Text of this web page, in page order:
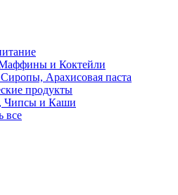
и Коктейли
Арахисовая паста
продукты
Чипсы и Каши
все